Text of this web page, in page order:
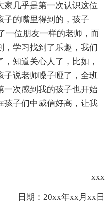
家几乎是第一次认识这位
子的嘴里得到的，孩子
一位朋友一样的老师，而
，学习找到了乐趣，我们
知道关心人了，比如，
子说老师嗓子哑了，全班
一次感到我的孩子也开始
孩子们中威信好高，让我
xxx
日期：20xx年xx月xx日